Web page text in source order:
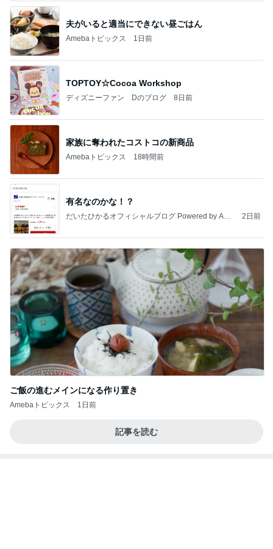
夫がいると適当にできない昼ごはん
Amebaトピックス 1日前
TOPTOY☆Cocoa Workshop
ディズニーファン Dのブログ 8日前
家族に奪われたコストコの新商品
Amebaトピックス 18時間前
有名なのかな！？
だいたひかるオフィシャルブログ Powered by Ame
2日前
ご飯の進むメインになる作り置き
Amebaトピックス 1日前
記事を読む